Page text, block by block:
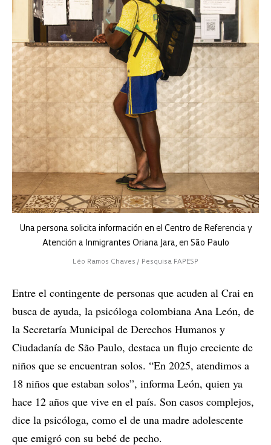
Una persona solicita información en el Centro de Referencia y
Atención a Inmigrantes Oriana Jara, en São Paulo
Léo Ramos Chaves / Pesquisa FAPESP
Entre el contingente de personas que acuden al Crai en
busca de ayuda, la psicóloga colombiana Ana León, de
la Secretaría Municipal de Derechos Humanos y
Ciudadanía de São Paulo, destaca un flujo creciente de
niños que se encuentran solos. “En 2025, atendimos a
18 niños que estaban solos”, informa León, quien ya
hace 12 años que vive en el país. Son casos complejos,
dice la psicóloga, como el de una madre adolescente
que emigró con su bebé de pecho.